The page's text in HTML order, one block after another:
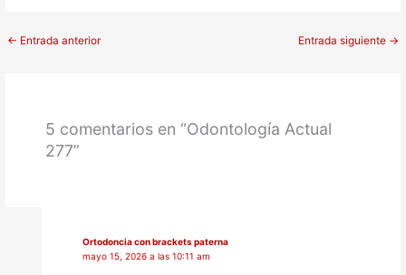
← Entrada anterior Entrada siguiente →
5 comentarios en “Odontología Actual
277”
Ortodoncia con brackets paterna
mayo 15, 2026 a las 10:11 am